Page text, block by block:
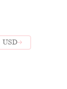
USD